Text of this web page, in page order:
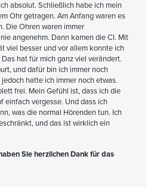
absolut. Schließlich habe ich mein
Ohr getragen. Am Anfang waren es
Die Ohren waren immer
angenehm. Dann kamen die CI. Mit
viel besser und vor allem konnte ich
hat für mich ganz viel verändert.
und dafür bin ich immer noch
hatte ich immer noch etwas.
frei. Mein Gefühl ist, dass ich die
einfach vergesse. Und dass ich
was die normal Hörenden tun. Ich
und das ist wirklich ein
Sie herzlichen Dank für das